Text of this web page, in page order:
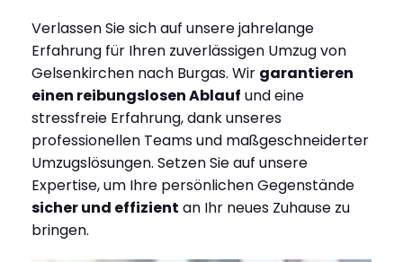
Verlassen Sie sich auf unsere jahrelange
Erfahrung für Ihren zuverlässigen Umzug von
Gelsenkirchen nach Burgas. Wir garantieren
einen reibungslosen Ablauf und eine
stressfreie Erfahrung, dank unseres
professionellen Teams und maßgeschneiderter
Umzugslösungen. Setzen Sie auf unsere
Expertise, um Ihre persönlichen Gegenstände
sicher und effizient an Ihr neues Zuhause zu
bringen.